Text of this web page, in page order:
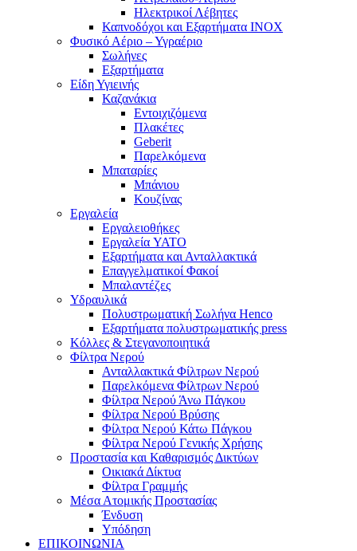
Ηλεκτρικοί Λέβητες
Καπνοδόχοι και Εξαρτήματα ΙΝΟΧ
Φυσικό Αέριο – Υγραέριο
Σωλήνες
Εξαρτήματα
Είδη Υγιεινής
Καζανάκια
Εντοιχιζόμενα
Πλακέτες
Geberit
Παρελκόμενα
Μπαταρίες
Μπάνιου
Κουζίνας
Εργαλεία
Εργαλειοθήκες
Εργαλεία YATO
Εξαρτήματα και Ανταλλακτικά
Επαγγελματικοί Φακοί
Μπαλαντέζες
Υδραυλικά
Πολυστρωματική Σωλήνα Henco
Εξαρτήματα πολυστρωματικής press
Κόλλες & Στεγανοποιητικά
Φίλτρα Νερού
Ανταλλακτικά Φίλτρων Νερού
Παρελκόμενα Φίλτρων Νερού
Φίλτρα Νερού Άνω Πάγκου
Φίλτρα Νερού Βρύσης
Φίλτρα Νερού Κάτω Πάγκου
Φίλτρα Νερού Γενικής Χρήσης
Προστασία και Καθαρισμός Δικτύων
Οικιακά Δίκτυα
Φίλτρα Γραμμής
Μέσα Ατομικής Προστασίας
Ένδυση
Υπόδηση
ΕΠΙΚΟΙΝΩΝΙΑ